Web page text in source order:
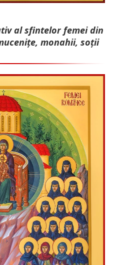
al sfintelor femei din
monahii, soții